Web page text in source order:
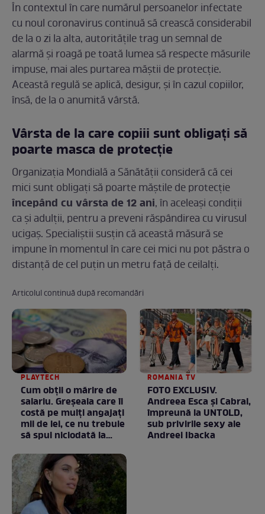
În contextul în care numărul persoanelor infectate
cu noul coronavirus continuă să crească considerabil
de la o zi la alta, autoritățile trag un semnal de
alarmă și roagă pe toată lumea să respecte măsurile
impuse, mai ales purtarea măștii de protecție.
Această regulă se aplică, desigur, și în cazul copiilor,
însă, de la o anumită vârstă.
Vârsta de la care copiii sunt obligați să
poarte masca de protecție
Organizaţia Mondială a Sănătăţii consideră că cei
mici sunt obligați să poarte măștile de protecție
începând cu vârsta de 12 ani, în aceleaşi condiţii
ca și adulţii, pentru a preveni răspândirea cu virusul
ucigaș. Specialiștii susțin că această măsură se
impune în momentul în care cei mici nu pot păstra o
distanţă de cel puţin un metru faţă de ceilalţi.
Articolul continuă după recomandări
PLAYTECH
Cum obții o mărire de
salariu. Greșeala care îi
costă pe mulți angajați
mii de lei, ce nu trebuie
să spui niciodată la
ROMANIA TV
FOTO EXCLUSIV.
Andreea Esca şi Cabral,
împreună la UNTOLD,
sub privirile sexy ale
Andreei Ibacka